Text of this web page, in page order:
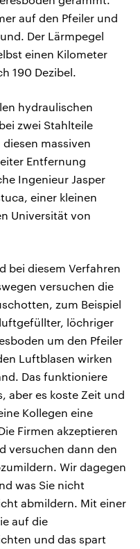
auf den Pfeiler und
Der Lärmpegel
einen Kilometer
190 Dezibel.
hydraulischen
zwei Stahlteile
massiven
Entfernung
Ingenieur Jasper
einer kleinen
Universität von
bei diesem Verfahren
versuchen die
zum Beispiel
löchriger
um den Pfeiler
Luftblasen wirken
Das funktioniere
aber es koste Zeit und
Kollegen eine
Firmen akzeptieren
versuchen dann den
Wir dagegen
was Sie nicht
abmildern. Mit einer
auf die
und das spart